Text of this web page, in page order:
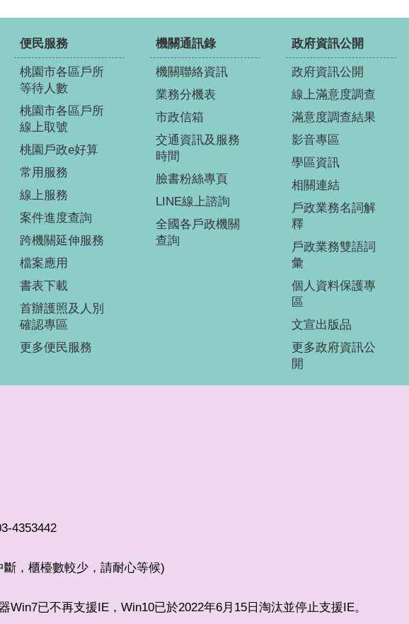
便民服務
桃園市各區戶所
等待人數
桃園市各區戶所
線上取號
桃園戶政e好算
常用服務
線上服務
案件進度查詢
跨機關延伸服務
檔案應用
書表下載
首辦護照及人別
確認專區
更多便民服務
機關通訊錄
機關聯絡資訊
業務分機表
市政信箱
交通資訊及服務
時間
臉書粉絲專頁
LINE線上諮詢
全國各戶政機關
查詢
政府資訊公開
政府資訊公開
線上滿意度調查
滿意度調查結果
影音專區
學區資訊
相關連結
戶政業務名詞解
釋
戶政業務雙語詞
彙
個人資料保護專
區
文宣出版品
更多政府資訊公
開
4353442
，櫃檯數較少，請耐心等候)
已不再支援IE，Win10已於2022年6月15日淘汰並停止支援IE。